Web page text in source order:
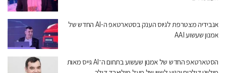
אנבידיה מצטרפת לגיוס הענק בסטארטאפ ה-AI החדש של
אמנון שעשוע AAI
הסטארטאפ החדש של אמנון שעשוע בתחום ה־AI גייס מאות